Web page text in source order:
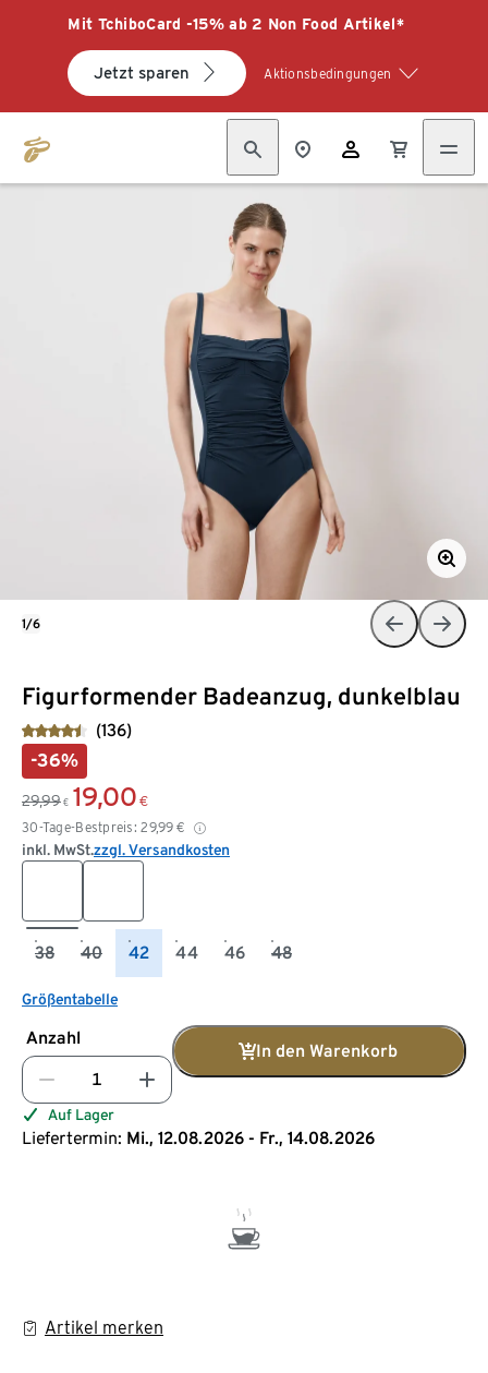
Mit TchiboCard -15% ab 2 Non Food Artikel*
Jetzt sparen Aktionsbedingungen
Figurformender Badeanzug, dunkelblau
(136)
-36%
29,99 € 19,00 €
30-Tage-Bestpreis: 29,99 €
inkl. MwSt.zzgl. Versandkosten
38 40 42 44 46 48
Größentabelle
Anzahl
In den Warenkorb
Auf Lager
Liefertermin: Mi., 12.08.2026 - Fr., 14.08.2026
Artikel merken
1/6